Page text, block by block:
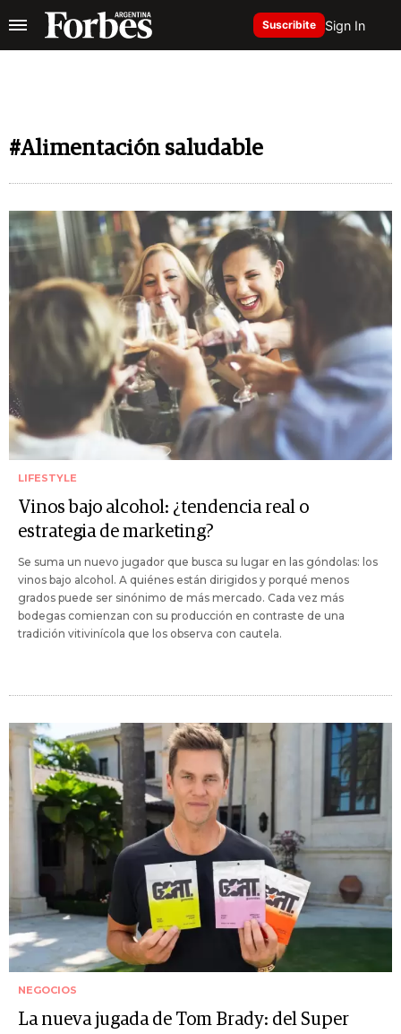
Suscribite Sign In
#Alimentación saludable
LIFESTYLE
Vinos bajo alcohol: ¿tendencia real o
estrategia de marketing?
Se suma un nuevo jugador que busca su lugar en las góndolas: los
vinos bajo alcohol. A quiénes están dirigidos y porqué menos
grados puede ser sinónimo de más mercado. Cada vez más
bodegas comienzan con su producción en contraste de una
tradición vitivinícola que los observa con cautela.
NEGOCIOS
La nueva jugada de Tom Brady: del Super